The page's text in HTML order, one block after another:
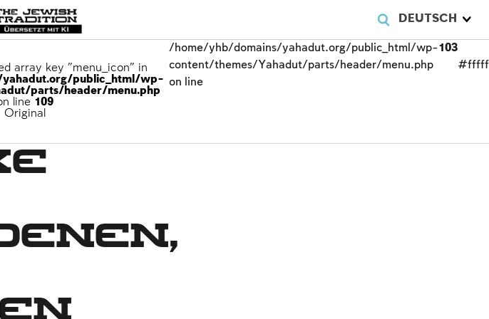
DEUTSCH
array key "menu_icon" in
public_html/wp-
parts/header/menu.php
line 109
Original
/home/yhb/domains/yahadut.org/public_html/wp-
content/themes/Yahadut/parts/header/menu.php
on line
103